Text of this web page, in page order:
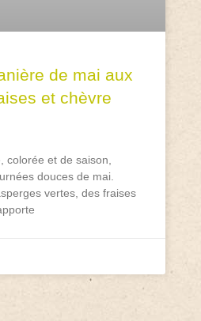
de mai aux
et chèvre
colorée et de saison,
douces de mai.
vertes, des fraises